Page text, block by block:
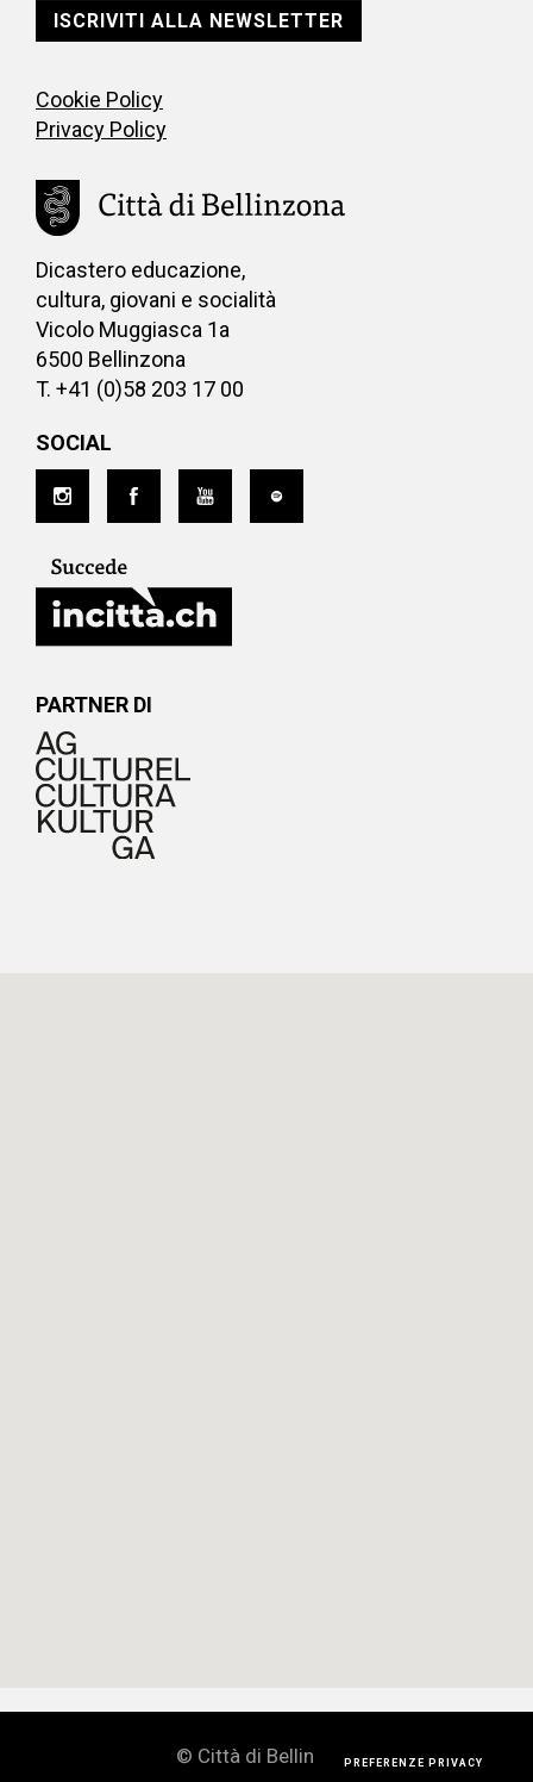
ISCRIVITI ALLA NEWSLETTER
Cookie Policy
Privacy Policy
Dicastero educazione,
cultura, giovani e socialità
Vicolo Muggiasca 1a
6500 Bellinzona
T. +41 (0)58 203 17 00
SOCIAL
PARTNER DI
© Città di Bellinzona